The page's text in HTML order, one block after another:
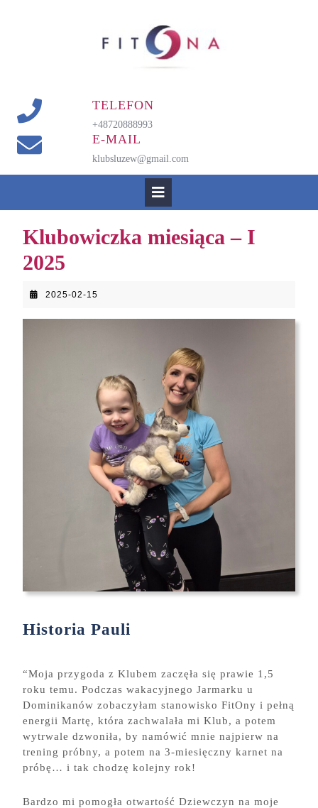
TELEFON
+48720888993
E-MAIL
klubsluzew@gmail.com
Button
Klubowiczka miesiąca – I
2025
2025-02-15
15
Historia Pauli
“Moja przygoda z Klubem zaczęła się prawie 1,5
roku temu. Podczas wakacyjnego Jarmarku u
Dominikanów zobaczyłam stanowisko FitOny i pełną
energii Martę, która zachwalała mi Klub, a potem
wytrwale dzwoniła, by namówić mnie najpierw na
trening próbny, a potem na 3-miesięczny karnet na
próbę… i tak chodzę kolejny rok!
Bardzo mi pomogła otwartość Dziewczyn na moje